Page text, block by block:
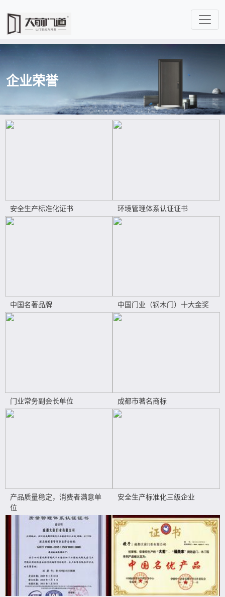
企业荣誉
安全生产标准化证书 环境管理体系认证证书
中国名著品牌 中国门业（钢木门）十大金奖
门业常务副会长单位 成都市著名商标
产品质量稳定，消费者满意单
位
安全生产标准化三级企业